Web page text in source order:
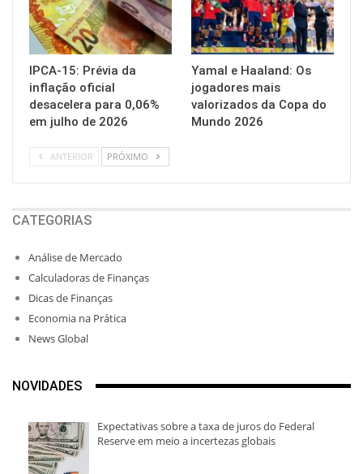
IPCA-15: Prévia da
inflação oficial
desacelera para 0,06%
em julho de 2026
Yamal e Haaland: Os
jogadores mais
valorizados da Copa do
Mundo 2026
ANTERIOR PRÓXIMO
CATEGORIAS
Análise de Mercado
Calculadoras de Finanças
Dicas de Finanças
Economia na Prática
News Global
NOVIDADES
Expectativas sobre a taxa de juros do Federal
Reserve em meio a incertezas globais